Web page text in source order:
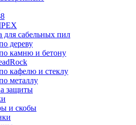
для сабельных пил
дереву
камню и бетону
кафелю и стеклу
металлу
защиты
и скобы